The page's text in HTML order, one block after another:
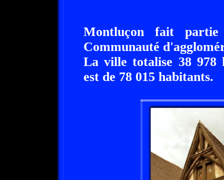
Montluçon fait
Communauté
La ville totalise 38 978
est de 78 015 habitants.